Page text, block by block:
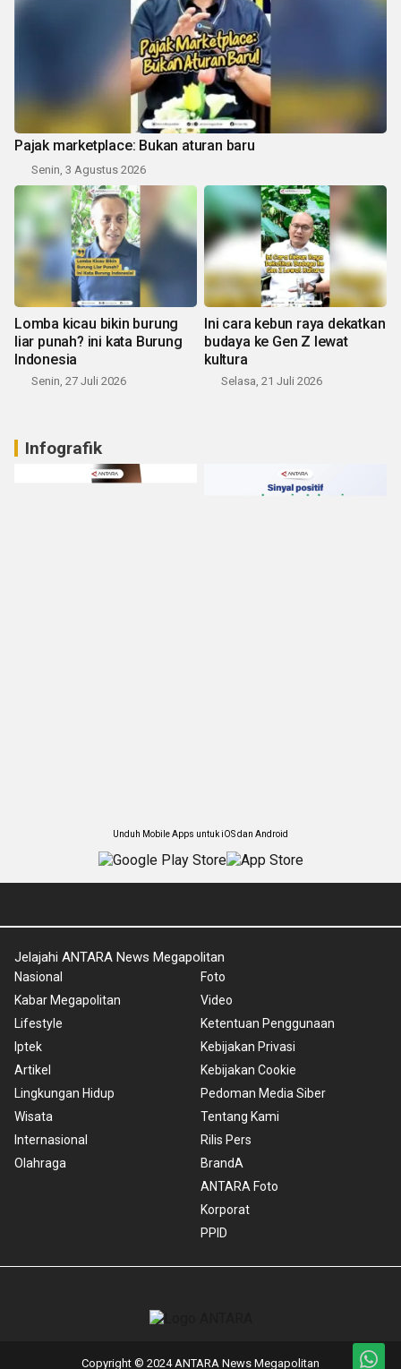
Pajak marketplace: Bukan aturan baru
Senin, 3 Agustus 2026
Lomba kicau bikin burung
liar punah? ini kata Burung
Indonesia
Senin, 27 Juli 2026
Ini cara kebun raya dekatkan
budaya ke Gen Z lewat
kultura
Selasa, 21 Juli 2026
Infografik
Unduh Mobile Apps untuk iOS dan Android
Jelajahi ANTARA News Megapolitan
Nasional
Kabar Megapolitan
Lifestyle
Iptek
Artikel
Lingkungan Hidup
Wisata
Internasional
Olahraga
Foto
Video
Ketentuan Penggunaan
Kebijakan Privasi
Kebijakan Cookie
Pedoman Media Siber
Tentang Kami
Rilis Pers
BrandA
ANTARA Foto
Korporat
PPID
Copyright © 2024 ANTARA News Megapolitan